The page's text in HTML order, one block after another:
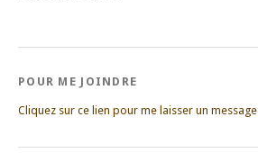
POUR ME JOINDRE
Cliquez sur ce lien pour me laisser un message